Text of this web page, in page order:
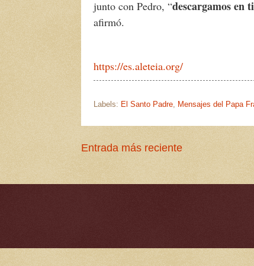
junto con Pedro, “descargamos en
afirmó.
https://es.aleteia.org/
Labels: El Santo Padre Mensajes del Papa
Entrada más reciente